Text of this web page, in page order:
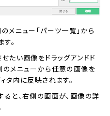
メニュー「パーツ一覧」から
。
たい画像をドラッグアンドド
のメニューから任意の画像を
タ内に反映されます。
と、右側の画面が、画像の詳